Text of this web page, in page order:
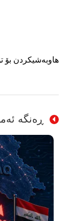
هاوبەشیکردن بۆ
ڕەنگە